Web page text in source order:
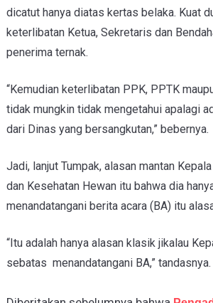
dicatut hanya diatas kertas belaka. Kuat
keterlibatan Ketua, Sekretaris dan
penerima ternak.
“Kemudian keterlibatan PPK, PPTK
tidak mungkin tidak mengetahui apalagi
dari Dinas yang bersangkutan,” bebernya.
Jadi, lanjut Tumpak, alasan mantan
dan Kesehatan Hewan itu bahwa dia
menandatangani berita acara (BA) itu
“Itu adalah hanya alasan klasik jikalau
sebatas menandatangani BA,” tandasnya.